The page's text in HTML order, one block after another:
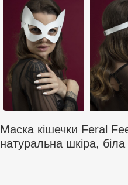
Маска кішечки Feral
натуральна шкіра, біла